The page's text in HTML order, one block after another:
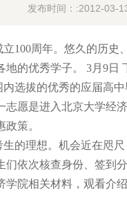
发布时间：:2012-03-
立100周年。悠久的历史
地的优秀学子。 3月 9日
选拔的优秀的应届高
愿是进入北京大学经
政策。
的理想。机会近在咫
依次核查身份、签到
院相关材料，观看介